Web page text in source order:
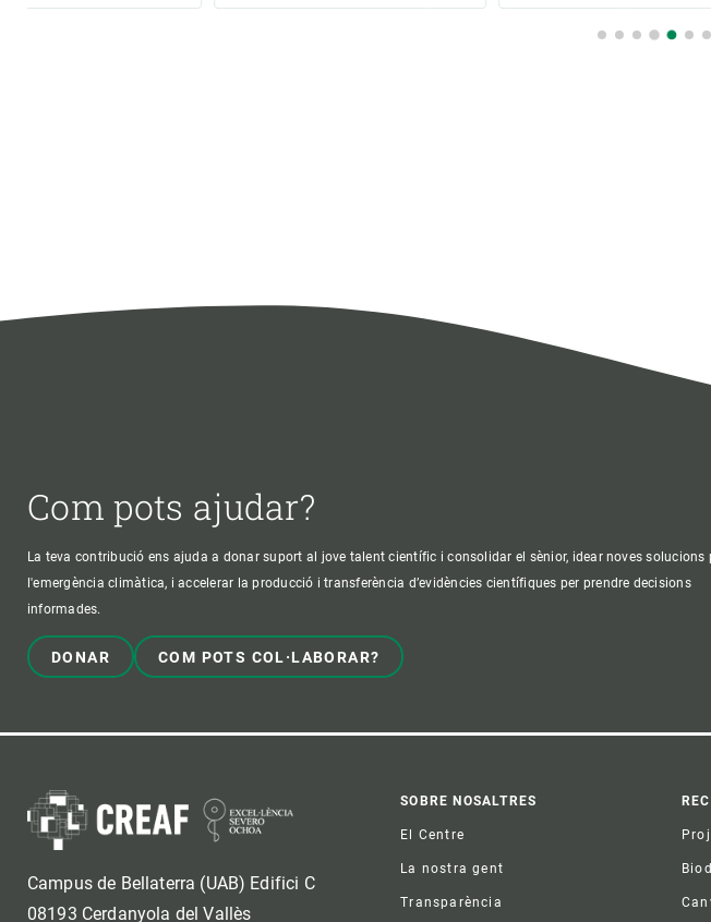
Com pots ajudar?
La teva contribució ens ajuda a donar suport al jove talent científic i consolidar el sènior, idear noves solucions
l'emergència climàtica, i accelerar la producció i transferència d’evidències científiques per prendre decisions
informades.
DONAR COM POTS COL·LABORAR?
Campus de Bellaterra (UAB) Edifici C
08193 Cerdanyola del Vallès
Footer
SOBRE NOSALTRES
El Centre
La nostra gent
Transparència